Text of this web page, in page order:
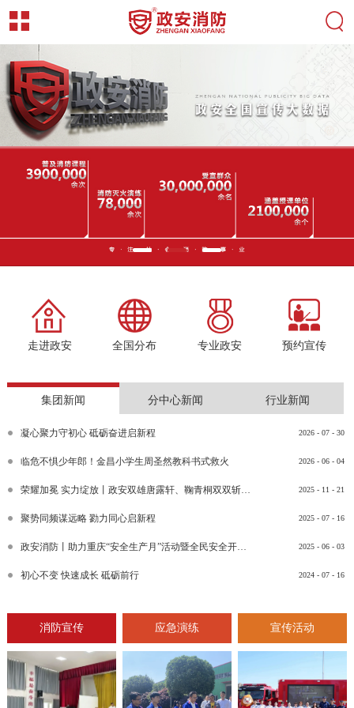
走进政安 全国分布 专业政安 预约宣传
集团新闻 分中心新闻 行业新闻
2026 - 07 - 30
凝心聚力守初心 砥砺奋进启新程
2026 - 06 - 04
临危不惧少年郎！金昌小学生周圣然教科书式救火
2025 - 11 - 21
荣耀加冕 实力绽放丨政安双雄唐露轩、鞠青桐双双斩获“渝消蓝盾讲师团金牌讲师”比武竞赛决赛大奖
2025 - 07 - 16
聚势同频谋远略 勠力同心启新程
2025 - 06 - 03
政安消防丨助力重庆“安全生产月”活动暨全民安全开放日活动
2024 - 07 - 16
初心不变 快速成长 砥砺前行
消防宣传 应急演练 宣传活动